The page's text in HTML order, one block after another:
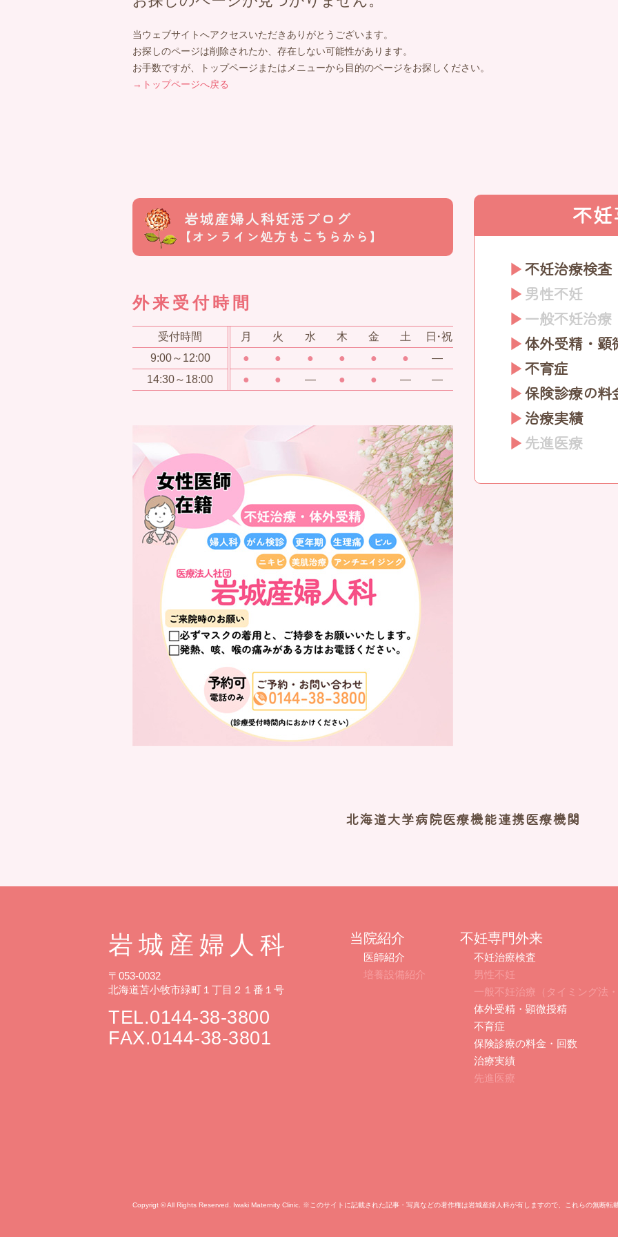
当ウェブサイトへアクセスいただきありがとうございます。
お探しのページは削除されたか、存在しない可能性があります。
お手数ですが、トップページまたはメニューから目的のページをお探しください。
→トップページへ戻る
外来受付時間
受付時間 月 火 水 木 金 土
日・祝
9:00～12:00
● ● ● ● ● ●
―
14:30～18:00
● ● ― ● ● ― ―
不
不妊治療検査
男性不妊
一般不妊治療
体外受精・顕
不育症
保険診療の料
治療実績
先進医療
北海道大学病院医療機能連携医療機関
岩城産婦人科
〒053-0032
北海道苫小牧市緑町１丁目２１番１号
TEL.0144-38-3800
FAX.0144-38-3801
当院紹介
医師紹介
培養設備紹介
不妊専門外来
不妊治療検査
男性不妊
一般不妊治療（タイミング法
体外受精・顕微授精
不育症
保険診療の料金・回数
治療実績
先進医療
Copyrigt © All Rights Reserved. Iwaki Maternity Clinic. ※このサイトに記載された記事・写真などの著作権は岩城産婦人科が有しますので、これらの無断転